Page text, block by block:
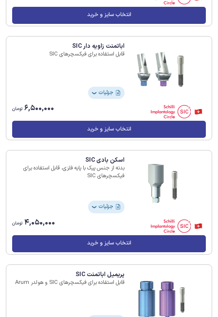
انتخاب سایز و خرید
اباتمنت زاویه دار SIC
قابل استفاده برای فیکسچرهای SIC
جزئیات ❯
6,500,000 تومان
انتخاب سایز و خرید
اسکن بادی SIC
بدنه از جنس پیک با پایه فلزی، قابل استفاده برای
فیکسچرهای SIC
جزئیات ❯
4,050,000 تومان
انتخاب سایز و خرید
پریمیل اباتمنت SIC
قابل استفاده برای فیکسچرهای SIC و هولدر Arum